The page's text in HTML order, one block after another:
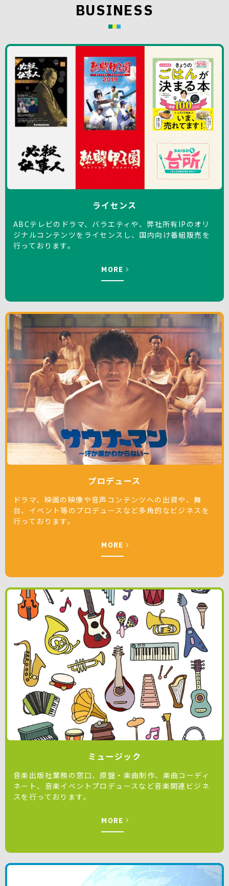
BUSINESS
ライセンス
ABCテレビのドラマ、バラエティや、弊社所有IPのオリ
ジナルコンテンツをライセンスし、国内向け番組販売を
行っております。
MORE
プロデュース
ドラマ、映画の映像や音声コンテンツへの出資や、舞
台、イベント等のプロデュースなど多角的なビジネスを
行っております。
MORE
ミュージック
音楽出版社業務の窓口、原盤・楽曲制作、楽曲コーディ
ネート、音楽イベントプロデュースなど音楽関連ビジネ
スを行っております。
MORE